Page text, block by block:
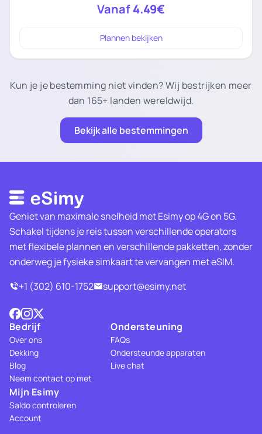
Vanaf4.49€
Plannen bekijken
Kun je je bestemming niet vinden? Wij bestrijken meer
dan 165+ landen wereldwijd.
Bekijk alle bestemmingen
Geniet van maximale snelheid met Esimy op 4G en 5G.
Schakel tijdens je reis tussen verschillende operators
met flexibele plannen en verschillende pakketten, zonder
onderweg je fysieke simkaart te vervangen met eSIM.
+1 (302) 610-1752
support@esimy.net
Bedrijf
Over ons
Dekking
Blog
Neem contact op met
Ondersteuning
FAQs
Ondersteunde apparaten
Live chat
Mijn Esimy
Saldo controleren
Account